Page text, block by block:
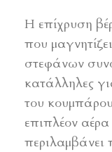
Η επίχρυση
που
στεφάνων
κατάλληλες
του
επιπλέον
περιλαμβάνει